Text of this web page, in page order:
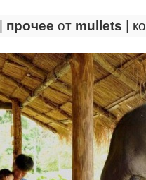
прочее от mullets